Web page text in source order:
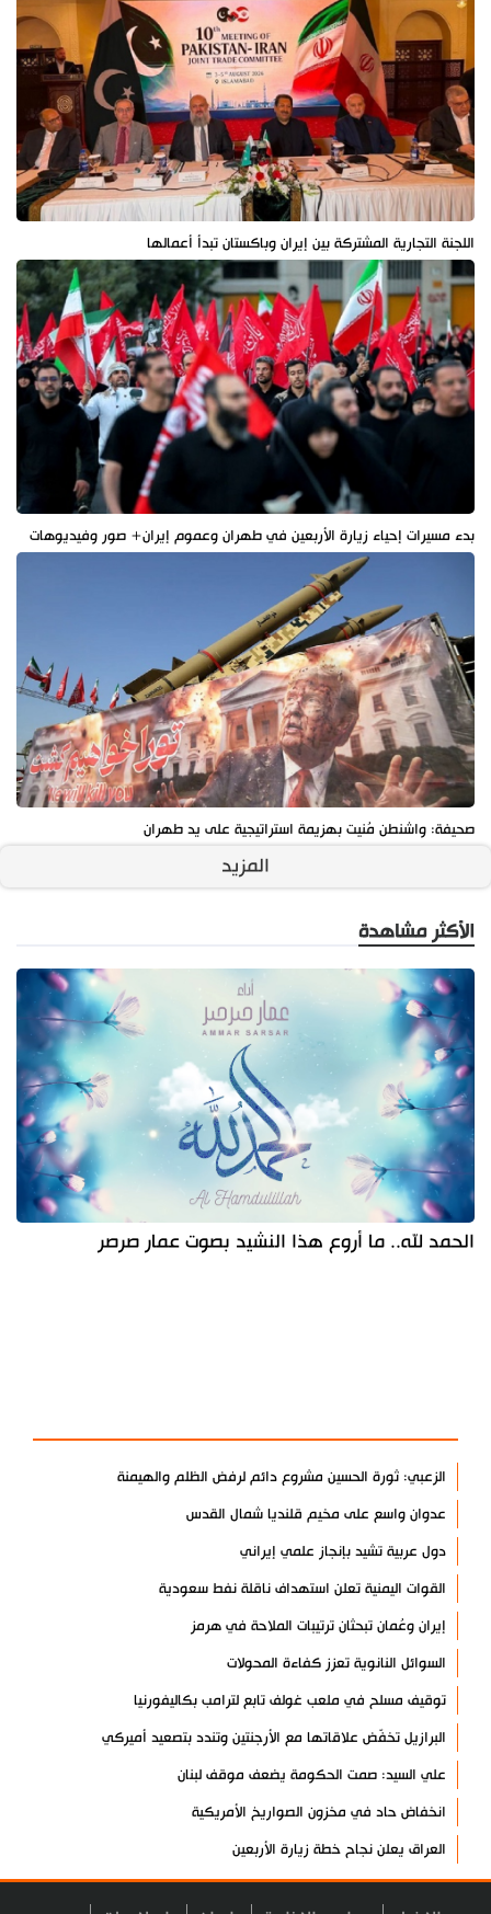
اللجنة التجارية المشتركة بين إيران وباكستان تبدأ أعمالها
بدء مسيرات إحياء زيارة الأربعين في طهران وعموم إيران+ صور وفيديوهات
صحيفة: واشنطن مُنيت بهزيمة استراتيجية على يد طهران
المزيد
الأكثر مشاهدة
الحمد لله.. ما أروع هذا النشيد بصوت عمار صرصر
الزعبي: ثورة الحسين مشروع دائم لرفض الظلم والهيمنة
عدوان واسع على مخيم قلنديا شمال القدس
دول عربية تشيد بإنجاز علمي إيراني
القوات اليمنية تعلن استهداف ناقلة نفط سعودية
إيران وعُمان تبحثان ترتيبات الملاحة في هرمز
السوائل النانوية تعزز كفاءة المحولات
توقيف مسلح في ملعب غولف تابع لترامب بكاليفورنيا
البرازيل تخفّض علاقاتها مع الأرجنتين وتندد بتصعيد أميركي
علي السيد: صمت الحكومة يضعف موقف لبنان
انخفاض حاد في مخزون الصواريخ الأمريكية
العراق يعلن نجاح خطة زيارة الأربعين
رضائي: إيران جاهزة للدفاع عن سيادتها